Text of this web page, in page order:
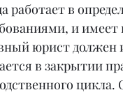
работает в
и имеет
юрист должен
в закрытии
цикла.